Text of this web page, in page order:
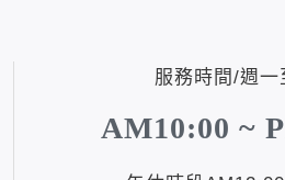
服務時間/週一
AM10:00 ~